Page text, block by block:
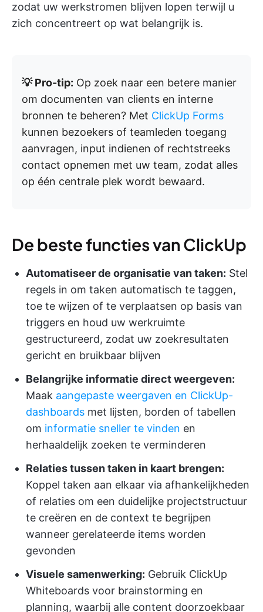
zodat uw werkstromen blijven lopen terwijl u
zich concentreert op wat belangrijk is.
💡 Pro-tip: Op zoek naar een betere manier
om documenten van clients en interne
bronnen te beheren? Met ClickUp Forms
kunnen bezoekers of teamleden toegang
aanvragen, input indienen of rechtstreeks
contact opnemen met uw team, zodat alles
op één centrale plek wordt bewaard.
De beste functies van ClickUp
Automatiseer de organisatie van taken: Stel
regels in om taken automatisch te taggen,
toe te wijzen of te verplaatsen op basis van
triggers en houd uw werkruimte
gestructureerd, zodat uw zoekresultaten
gericht en bruikbaar blijven
Belangrijke informatie direct weergeven:
Maak aangepaste weergaven en ClickUp-
dashboards met lijsten, borden of tabellen
om informatie sneller te vinden en
herhaaldelijk zoeken te verminderen
Relaties tussen taken in kaart brengen:
Koppel taken aan elkaar via afhankelijkheden
of relaties om een duidelijke projectstructuur
te creëren en de context te begrijpen
wanneer gerelateerde items worden
gevonden
Visuele samenwerking: Gebruik ClickUp
Whiteboards voor brainstorming en
planning, waarbij alle content doorzoekbaar